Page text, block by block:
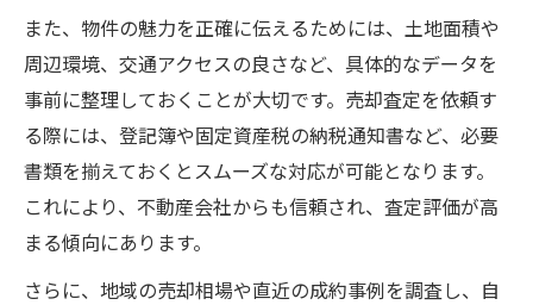
また、物件の魅力を正確に伝えるためには、土地面積や
周辺環境、交通アクセスの良さなど、具体的なデータを
事前に整理しておくことが大切です。売却査定を依頼す
る際には、登記簿や固定資産税の納税通知書など、必要
書類を揃えておくとスムーズな対応が可能となります。
これにより、不動産会社からも信頼され、査定評価が高
まる傾向にあります。
さらに、地域の売却相場や直近の成約事例を調査し、自